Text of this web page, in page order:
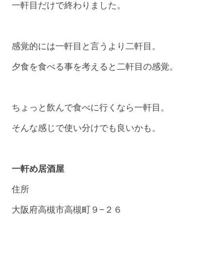
一軒目だけで終わりました。
感覚的には一軒目と言うより二軒目。
夕食を食べる事を考えると二軒目の感覚。
ちょっと飲んで食べに行くなら一軒目。
そんな感じで使い分けでも良いかも。
一軒め居酒屋
住所
大阪府高槻市高槻町９−２６